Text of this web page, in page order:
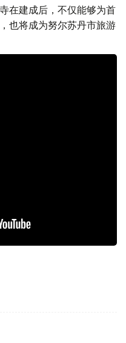
在建成后，不仅能够为首
也将成为努尔苏丹市旅游